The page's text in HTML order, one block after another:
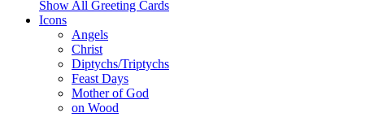
Show All Greeting Cards
Icons
Angels
Christ
Diptychs/Triptychs
Feast Days
Mother of God
on Wood